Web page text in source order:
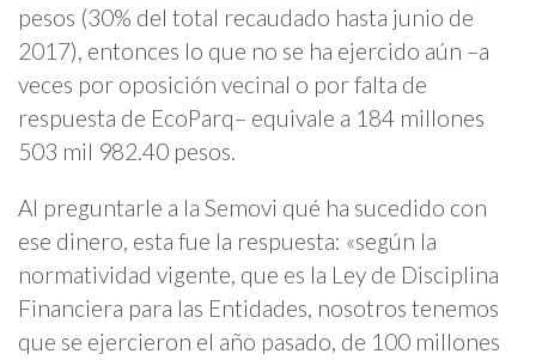
pesos (30% del total recaudado hasta junio de
2017), entonces lo que no se ha ejercido aún –a
veces por oposición vecinal o por falta de
respuesta de EcoParq– equivale a 184 millones
503 mil 982.40 pesos.
Al preguntarle a la Semovi qué ha sucedido con
ese dinero, esta fue la respuesta: «según la
normatividad vigente, que es la Ley de Disciplina
Financiera para las Entidades, nosotros tenemos
que se ejercieron el año pasado, de 100 millones